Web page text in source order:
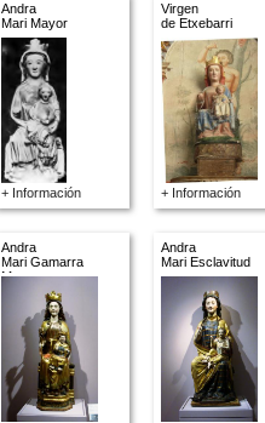
Andra
Mari Mayor
+ Información
Virgen
de Etxebarri
+ Información
Andra
Mari Gamarra
Menor
Andra
Mari Esclavitud